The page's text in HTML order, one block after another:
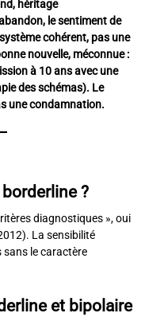
héritage
le sentiment de
cohérent, pas une
nouvelle, méconnue :
à 10 ans avec une
des schémas). Le
une condamnation.
?
diagnostiques », oui
La sensibilité
sans le caractère
et bipolaire